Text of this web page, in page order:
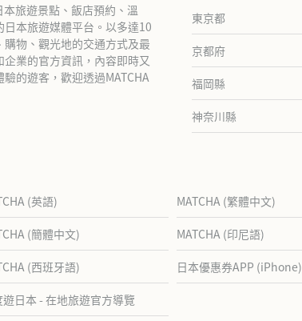
本旅遊景點、飯店預約、溫
本旅遊媒體平台。以多達10
物、觀光地的交通方式及最
業的官方資訊，內容即時又
的遊客，歡迎透過MATCHA
東京都
京都府
福岡縣
神奈川縣
(英語) MATCHA (繁體中文)
(簡體中文) MATCHA (印尼語)
(西班牙語) 日本優惠券APP (iPhone)
日本 - 在地旅遊官方導覽